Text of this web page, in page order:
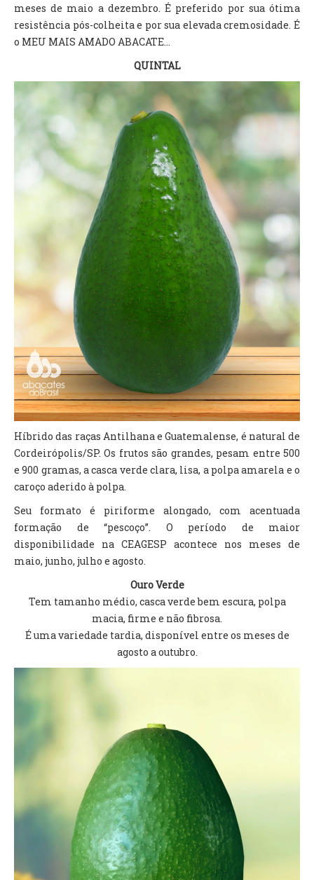
meses de maio a dezembro. É preferido por sua ótima
resistência pós-colheita e por sua elevada cremosidade. É
o MEU MAIS AMADO ABACATE...
QUINTAL
Híbrido das raças Antilhana e Guatemalense, é natural de
Cordeirópolis/SP. Os frutos são grandes, pesam entre 500
e 900 gramas, a casca verde clara, lisa, a polpa amarela e o
caroço aderido à polpa.
Seu formato é piriforme alongado, com acentuada
formação de “pescoço”. O período de maior
disponibilidade na CEAGESP acontece nos meses de
maio, junho, julho e agosto.
Ouro Verde
Tem tamanho médio, casca verde bem escura, polpa
macia, firme e não fibrosa.
É uma variedade tardia, disponível entre os meses de
agosto a outubro.